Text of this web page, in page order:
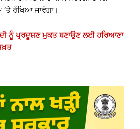
‘ਤੇ ਰੱਖਿਆ ਜਾਵੇਗਾ।
ਨੂੰ ਪ੍ਰਦੂਸ਼ਣ ਮੁਕਤ ਬਣਾਉਣ ਲਈ ਹਰਿਆਣਾ